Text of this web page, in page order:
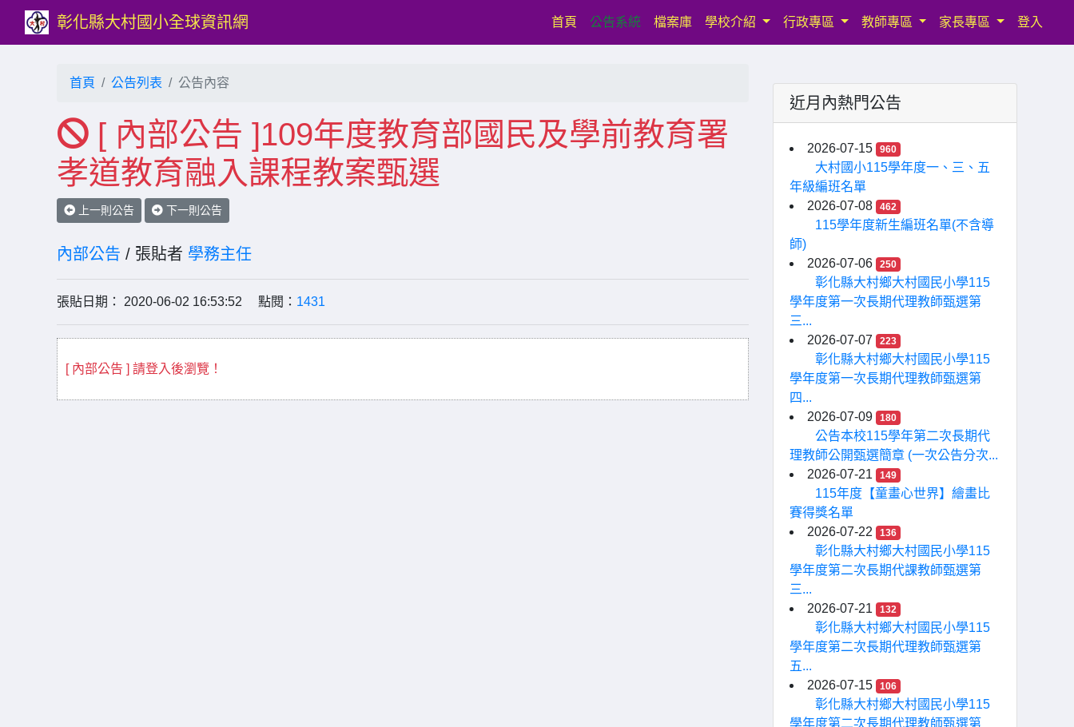
彰化縣大村國小全球資訊網 首頁 (current)
公告系統 檔案庫 學校介紹 行政專區 教師專區 家長專區 登入
首頁 公告列表 公告內容
[ 內部公告 ]109年度教育部國民及學前教育署
孝道教育融入課程教案甄選
上一則公告 下一則公告
內部公告 / 張貼者 學務主任
張貼日期： 2020-06-02 16:53:52 點閱： 1431
[ 內部公告 ] 請登入後瀏覽！
近月內熱門公告
2026-07-15 960
大村國小115學年度一、三、五
年級編班名單
2026-07-08
462
115學年度新生編班名單(不含導
師)
2026-07-06
250
彰化縣大村鄉大村國民小學115
學年度第一次長期代理教師甄選第
三...
2026-07-07
223
彰化縣大村鄉大村國民小學115
學年度第一次長期代理教師甄選第
四...
2026-07-09
180
公告本校115學年第二次長期代
理教師公開甄選簡章 (一次公告分次...
2026-07-21
149
115年度【童畫心世界】繪畫比
賽得獎名單
2026-07-22
136
彰化縣大村鄉大村國民小學115
學年度第二次長期代課教師甄選第
三...
2026-07-21
132
彰化縣大村鄉大村國民小學115
學年度第二次長期代理教師甄選第
五...
2026-07-15
106
彰化縣大村鄉大村國民小學115
學年度第二次長期代理教師甄選第